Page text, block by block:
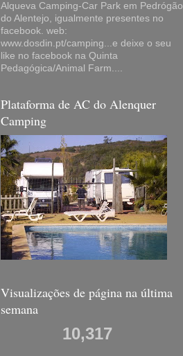
Alqueva Camping-Car Park em Pedrógão
do Alentejo, igualmente presentes no
facebook. web:
www.dosdin.pt/camping...e deixe o seu
like no facebook na Quinta
Pedagógica/Animal Farm....
Plataforma de AC do Alenquer
Camping
Visualizações de página na última
semana
10,317